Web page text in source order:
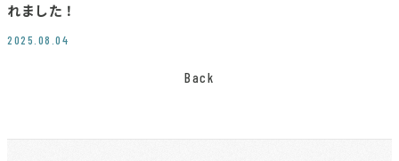
れました！
2025.08.04
Back